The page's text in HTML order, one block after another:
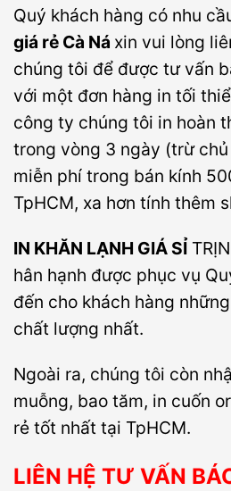
Quý khách hàng có nhu
giá rẻ Cà Ná xin vui lòng
chúng tôi để được tư vấn
với một đơn hàng in tối
công ty chúng tôi in hoàn
trong vòng 3 ngày (trừ
miễn phí trong bán kính
TpHCM, xa hơn tính thêm
IN KHĂN LẠNH GIÁ SỈ
hân hạnh được phục vụ
đến cho khách hàng
chất lượng nhất.
Ngoài ra, chúng tôi còn
muỗng, bao tăm, in cuốn
rẻ tốt nhất tại TpHCM.
LIÊN HỆ TƯ VẤN